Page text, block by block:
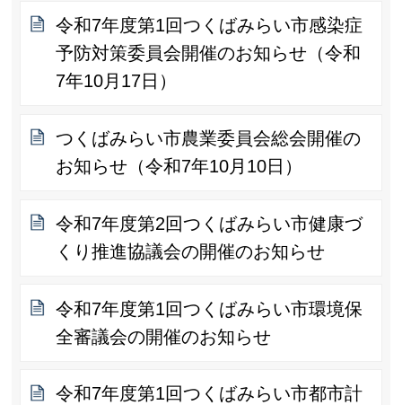
令和7年度第1回つくばみらい市感染症
予防対策委員会開催のお知らせ（令和
7年10月17日）
つくばみらい市農業委員会総会開催の
お知らせ（令和7年10月10日）
令和7年度第2回つくばみらい市健康づ
くり推進協議会の開催のお知らせ
令和7年度第1回つくばみらい市環境保
全審議会の開催のお知らせ
令和7年度第1回つくばみらい市都市計